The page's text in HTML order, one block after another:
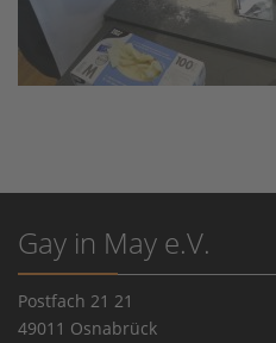
Gay in May e.V.
Postfach 21 21
49011 Osnabrück